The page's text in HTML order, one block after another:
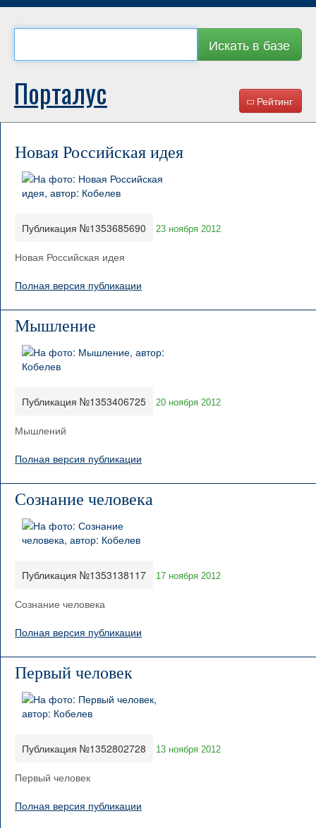
Искать в базе
Рейтинг
Порталус
Новая Российская идея
Публикация №1353685690 23 ноября 2012
Новая Российская идея
Полная версия публикации
Мышление
Публикация №1353406725 20 ноября 2012
Мышлений
Полная версия публикации
Сознание человека
Публикация №1353138117 17 ноября 2012
Сознание человека
Полная версия публикации
Первый человек
Публикация №1352802728 13 ноября 2012
Первый человек
Полная версия публикации